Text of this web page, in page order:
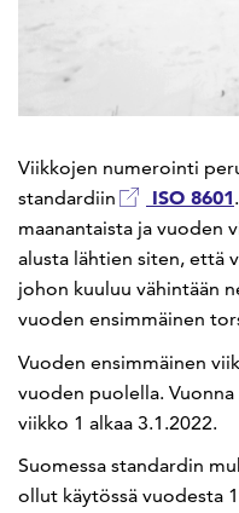
Viikkojen numerointi
standardiin
ISO 8601
maanantaista ja vuoden
alusta lähtien siten, että
johon kuuluu vähintään
vuoden ensimmäinen
Vuoden ensimmäinen
vuoden puolella.
viikko 1 alkaa 3.1.2022.
Suomessa standardin
ollut käytössä vuodesta